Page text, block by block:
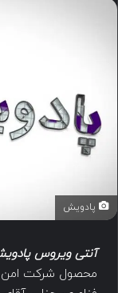
پادویش
آنتی ویروس